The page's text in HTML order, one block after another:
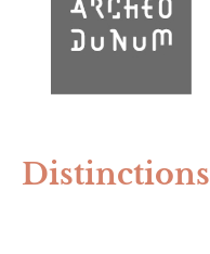
Distinctions